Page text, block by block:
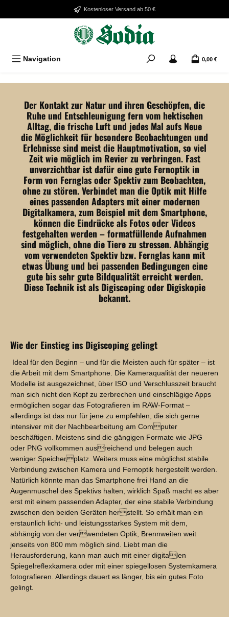
Zum Hauptinhalt springenKostenloser Versand ab 50 €
Navigation 0,00 €
Der Kontakt zur Natur und ihren Geschöpfen, die
Ruhe und Entschleunigung fern vom hektischen
Alltag, die frische Luft und jedes Mal aufs Neue
die Möglichkeit für besondere Beobachtungen und
Erlebnisse sind meist die Hauptmotivation, so viel
Zeit wie möglich im Revier zu verbringen. Fast
unverzichtbar ist dafür eine gute Fernoptik in
Form von Fernglas oder Spektiv zum Beobachten,
ohne zu stören. Verbindet man die Optik mit Hilfe
eines passenden Adapters mit einer modernen
Digitalkamera, zum Beispiel mit dem Smartphone,
können die Eindrücke als Fotos oder Videos
festgehalten werden – formatfüllende Aufnahmen
sind möglich, ohne die Tiere zu stressen. Abhängig
vom verwendeten Spektiv bzw. Fernglas kann mit
etwas Übung und bei passenden Bedingungen eine
gute bis sehr gute Bildqualität erreicht werden.
Diese Technik ist als Digiscoping oder Digiskopie
bekannt.
Wie der Einstieg ins Digiscoping gelingt
Ideal für den Beginn – und für die Meisten auch für später – ist
die Arbeit mit dem Smartphone. Die Kameraqualität der neueren
Modelle ist ausgezeichnet, über ISO und Verschlusszeit braucht
man sich nicht den Kopf zu zerbrechen und einschlägige Apps
ermöglichen sogar das Fotografieren im RAW-Format –
allerdings ist das nur für jene zu empfehlen, die sich gerne
intensiver mit der Nachbearbeitung am Computer
beschäftigen. Meistens sind die gängigen Formate wie JPG
oder PNG vollkommen ausreichend und belegen auch
weniger Speicherplatz. Weiters muss eine möglichst stabile
Verbindung zwischen Kamera und Fernoptik hergestellt werden.
Natürlich könnte man das Smartphone frei Hand an die
Augenmuschel des Spektivs halten, wirklich Spaß macht es aber
erst mit einem passenden Adapter, der eine stabile Verbindung
zwischen den beiden Geräten herstellt. So erhält man ein
erstaunlich licht- und leistungsstarkes System mit dem,
abhängig von der verwendeten Optik, Brennweiten weit
jenseits von 800 mm möglich sind. Liebt man die
Herausforderung, kann man auch mit einer digitalen
Spiegelreflexkamera oder mit einer spiegellosen Systemkamera
fotografieren. Allerdings dauert es länger, bis ein gutes Foto
gelingt.